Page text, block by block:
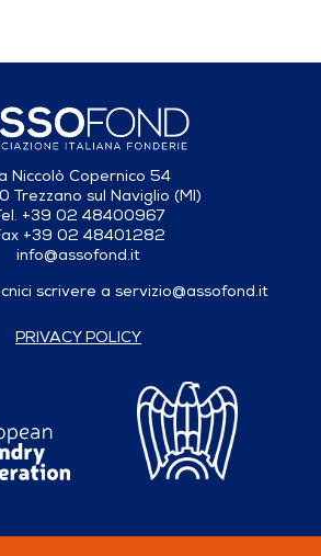
Niccolò Copernico 54
Trezzano sul Naviglio (MI)
+39 02 48400967
+39 02 48401282
info@assofond.it
scrivere a servizio@assofond.it
PRIVACY POLICY